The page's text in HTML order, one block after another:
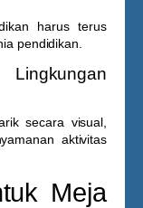
harus terus
pendidikan.
secara visual,
aktivitas
Meja